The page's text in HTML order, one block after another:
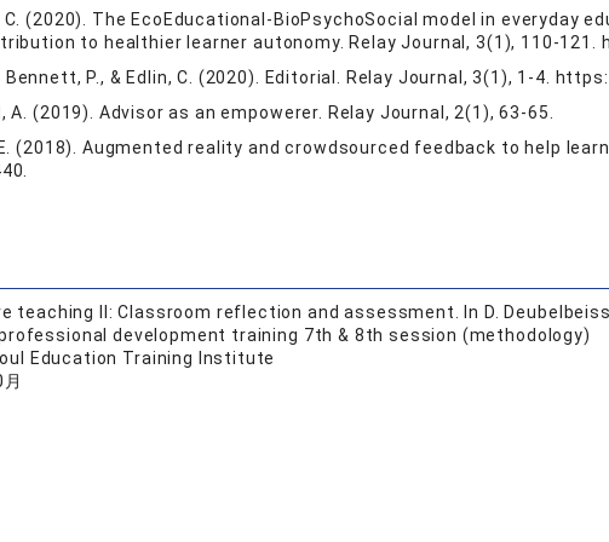
C. (2020). The EcoEducational-BioPsychoSocial model in everyday
to healthier learner autonomy. Relay Journal, 3(1), 110-
Bennett, P., & Edlin, C. (2020). Editorial. Relay Journal, 3(1), 1-4.
A. (2019). Advisor as an empowerer. Relay Journal, 2(1), 63-65.
E. (2018). Augmented reality and crowdsourced feedback to help
teaching II: Classroom reflection and assessment. In D.
development training 7th & 8th session (methodology)
Education Training Institute